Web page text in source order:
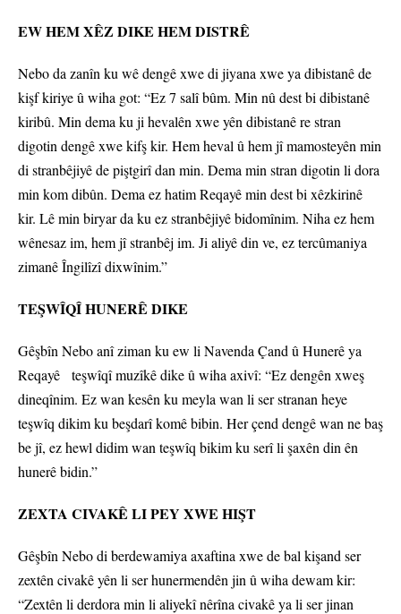
EW HEM XÊZ DIKE HEM DISTRÊ
Nebo da zanîn ku wê dengê xwe di jiyana xwe ya dibistanê de
kişf kiriye û wiha got: “Ez 7 salî bûm. Min nû dest bi dibistanê
kiribû. Min dema ku ji hevalên xwe yên dibistanê re stran
digotin dengê xwe kifş kir. Hem heval û hem jî mamosteyên min
di stranbêjiyê de piştgirî dan min. Dema min stran digotin li dora
min kom dibûn. Dema ez hatim Reqayê min dest bi xêzkirinê
kir. Lê min biryar da ku ez stranbêjiyê bidomînim. Niha ez hem
wênesaz im, hem jî stranbêj im. Ji aliyê din ve, ez tercûmaniya
zimanê Îngilîzî dixwînim.”
TEŞWÎQÎ HUNERÊ DIKE
Gêşbîn Nebo anî ziman ku ew li Navenda Çand û Hunerê ya
Reqayê teşwîqî muzîkê dike û wiha axivî: “Ez dengên xweş
dineqînim. Ez wan kesên ku meyla wan li ser stranan heye
teşwîq dikim ku beşdarî komê bibin. Her çend dengê wan ne baş
be jî, ez hewl didim wan teşwîq bikim ku serî li şaxên din ên
hunerê bidin.”
ZEXTA CIVAKÊ LI PEY XWE HIŞT
Gêşbîn Nebo di berdewamiya axaftina xwe de bal kişand ser
zextên civakê yên li ser hunermendên jin û wiha dewam kir:
“Zextên li derdora min li aliyekî nêrîna civakê ya li ser jinan